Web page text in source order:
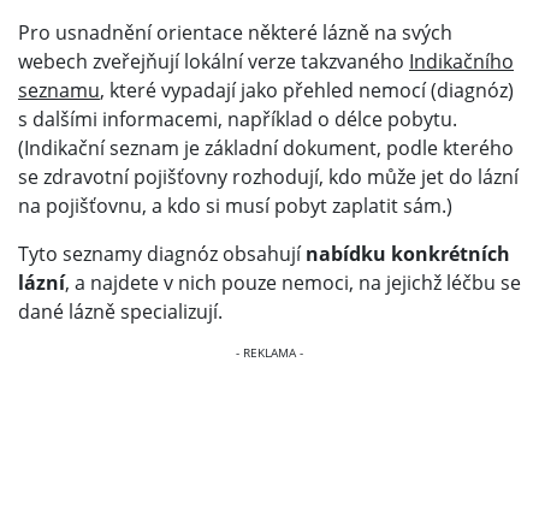
Pro usnadnění orientace některé lázně na svých
webech zveřejňují lokální verze takzvaného Indikačního
seznamu, které vypadají jako přehled nemocí (diagnóz)
s dalšími informacemi, například o délce pobytu.
(Indikační seznam je základní dokument, podle kterého
se zdravotní pojišťovny rozhodují, kdo může jet do lázní
na pojišťovnu, a kdo si musí pobyt zaplatit sám.)
Tyto seznamy diagnóz obsahujínabídku konkrétních
lázní, a najdete v nich pouze nemoci, na jejichž léčbu se
dané lázně specializují.